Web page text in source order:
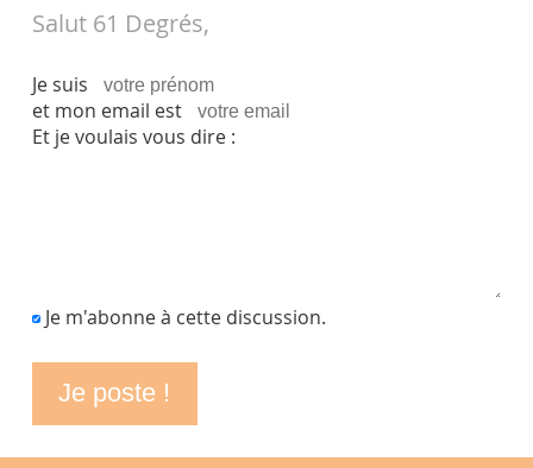
Salut 61 Degrés,
Je suis
et mon email est
Et je voulais vous dire :
Je m'abonne à cette discussion.